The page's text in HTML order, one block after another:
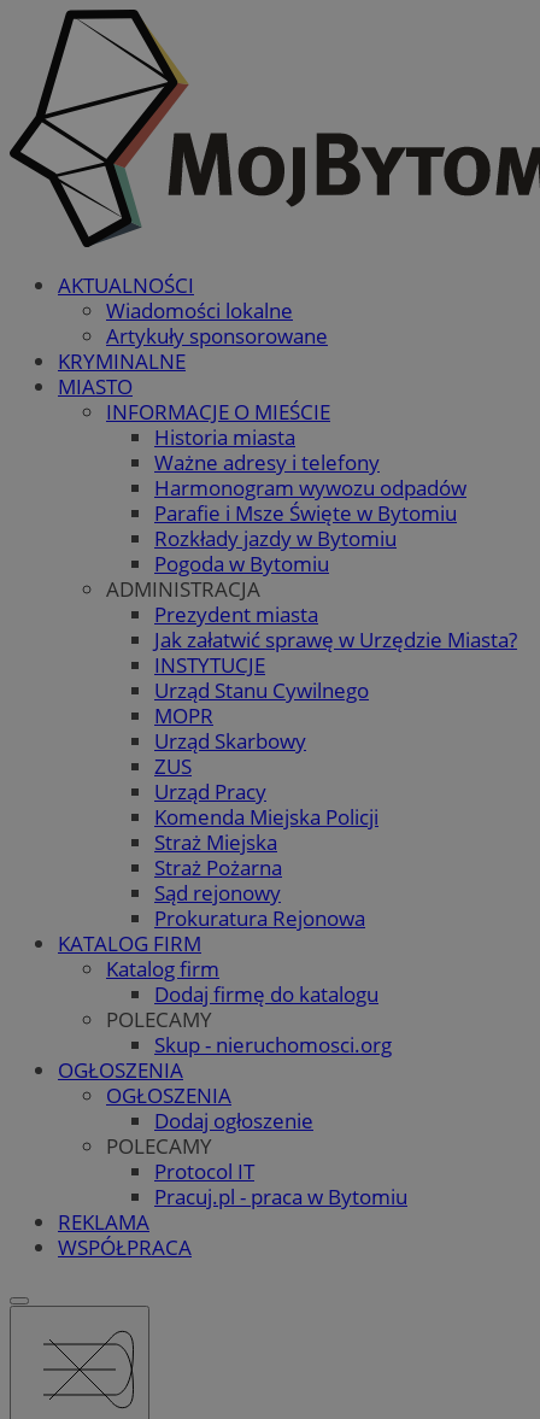
AKTUALNOŚCI
Wiadomości lokalne
Artykuły sponsorowane
KRYMINALNE
MIASTO
INFORMACJE O MIEŚCIE
Historia miasta
Ważne adresy i telefony
Harmonogram wywozu odpadów
Parafie i Msze Święte w Bytomiu
Rozkłady jazdy w Bytomiu
Pogoda w Bytomiu
ADMINISTRACJA
Prezydent miasta
Jak załatwić sprawę w Urzędzie Miasta?
INSTYTUCJE
Urząd Stanu Cywilnego
MOPR
Urząd Skarbowy
ZUS
Urząd Pracy
Komenda Miejska Policji
Straż Miejska
Straż Pożarna
Sąd rejonowy
Prokuratura Rejonowa
KATALOG FIRM
Katalog firm
Dodaj firmę do katalogu
POLECAMY
Skup - nieruchomosci.org
OGŁOSZENIA
OGŁOSZENIA
Dodaj ogłoszenie
POLECAMY
Protocol IT
Pracuj.pl - praca w Bytomiu
REKLAMA
WSPÓŁPRACA